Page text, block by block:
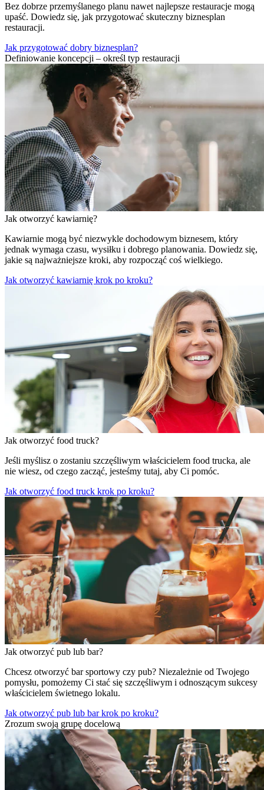
Bez dobrze przemyślanego planu nawet najlepsze restauracje mogą
upaść. Dowiedz się, jak przygotować skuteczny biznesplan
restauracji.
Jak przygotować dobry biznesplan?
Definiowanie koncepcji – określ typ restauracji
Jak otworzyć kawiarnię?
Kawiarnie mogą być niezwykle dochodowym biznesem, który
jednak wymaga czasu, wysiłku i dobrego planowania. Dowiedz się,
jakie są najważniejsze kroki, aby rozpocząć coś wielkiego.
Jak otworzyć kawiarnię krok po kroku?
Jak otworzyć food truck?
Jeśli myślisz o zostaniu szczęśliwym właścicielem food trucka, ale
nie wiesz, od czego zacząć, jesteśmy tutaj, aby Ci pomóc.
Jak otworzyć food truck krok po kroku?
Jak otworzyć pub lub bar?
Chcesz otworzyć bar sportowy czy pub? Niezależnie od Twojego
pomysłu, pomożemy Ci stać się szczęśliwym i odnoszącym sukcesy
właścicielem świetnego lokalu.
Jak otworzyć pub lub bar krok po kroku?
Zrozum swoją grupę docelową